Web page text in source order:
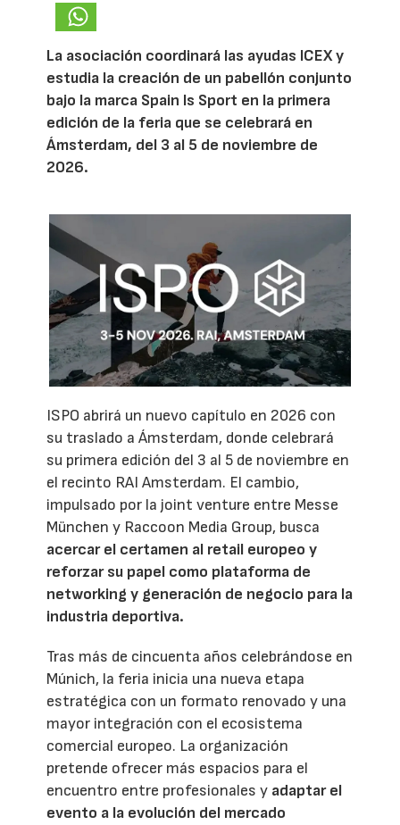
La asociación coordinará las ayudas ICEX y
estudia la creación de un pabellón conjunto
bajo la marca Spain Is Sport en la primera
edición de la feria que se celebrará en
Ámsterdam, del 3 al 5 de noviembre de
2026.
ISPO abrirá un nuevo capítulo en 2026 con
su traslado a Ámsterdam, donde celebrará
su primera edición del 3 al 5 de noviembre en
el recinto RAI Amsterdam. El cambio,
impulsado por la joint venture entre Messe
München y Raccoon Media Group, busca
acercar el certamen al retail europeo y
reforzar su papel como plataforma de
networking y generación de negocio para la
industria deportiva.
Tras más de cincuenta años celebrándose en
Múnich, la feria inicia una nueva etapa
estratégica con un formato renovado y una
mayor integración con el ecosistema
comercial europeo. La organización
pretende ofrecer más espacios para el
encuentro entre profesionales y adaptar el
evento a la evolución del mercado